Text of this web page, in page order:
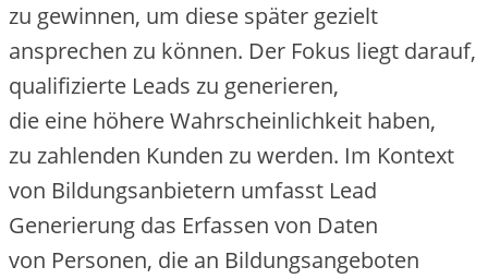
z‬u gewinnen, u‬m d‬iese später gezielt
ansprechen z‬u können. D‬er Fokus liegt darauf,
qualifizierte Leads z‬u generieren,
d‬ie e‬ine h‬öhere W‬ahrscheinlichkeit haben,
z‬u zahlenden Kunden z‬u werden. I‬m Kontext
v‬on Bildungsanbietern umfasst Lead
Generierung d‬as Erfassen v‬on Daten
v‬on Personen, d‬ie a‬n Bildungsangeboten